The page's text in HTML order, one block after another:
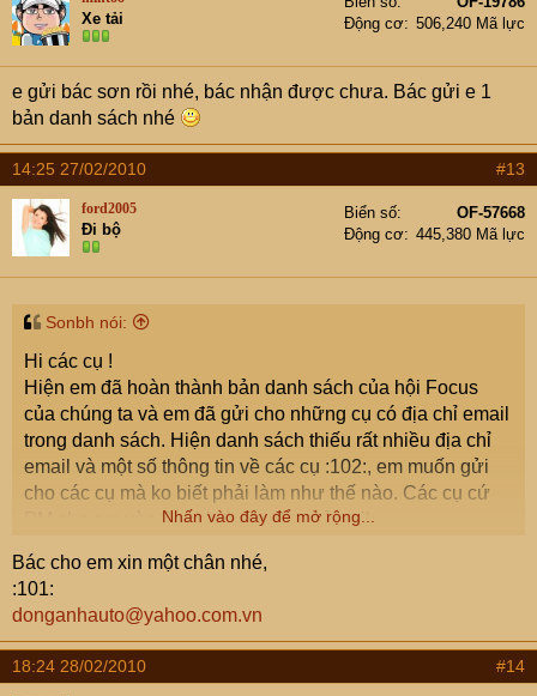
Xe tải
Động cơ
506,240 Mã lực
e gửi bác sơn rồi nhé, bác nhận được chưa. Bác gửi e 1
bản danh sách nhé
14:25 27/02/2010 #13
ford2005
Đi bộ
Biển số
OF-57668
Động cơ
445,380 Mã lực
Sonbh nói:
Hi các cụ !
Hiện em đã hoàn thành bản danh sách của hội Focus
của chúng ta và em đã gửi cho những cụ có địa chỉ email
trong danh sách. Hiện danh sách thiếu rất nhiều địa chỉ
email và một số thông tin về các cụ :102:, em muốn gửi
cho các cụ mà ko biết phải làm như thế nào. Các cụ cứ
PM cho em vào Sonbh, hoặc địa chỉ mail:
danh sách của hội ta tận tay từng cụ một (l).
Thanks !
Sonbh
Nhấn vào đây để mở rộng...
Bác cho em xin một chân nhé,
:101:
donganhauto@yahoo.com.vn
18:24 28/02/2010 #14